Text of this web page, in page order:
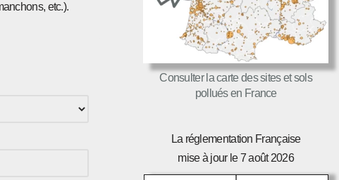
etc.).
Consulter la carte des sites et sols
pollués en France
La réglementation Française
mise à jour le 7 août 2026